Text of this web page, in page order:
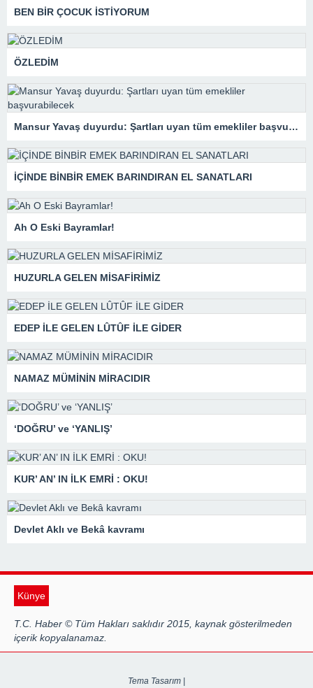
BEN BİR ÇOCUK İSTİYORUM
ÖZLEDİM
Mansur Yavaş duyurdu: Şartları uyan tüm emekliler başvurabilecek
İÇİNDE BİNBİR EMEK BARINDIRAN EL SANATLARI
Ah O Eski Bayramlar!
HUZURLA GELEN MİSAFİRİMİZ
EDEP İLE GELEN LÛTÛF İLE GİDER
NAMAZ MÜMİNİN MİRACIDIR
‘DOĞRU’ ve ‘YANLIŞ’
KUR’ AN’ IN İLK EMRİ : OKU!
Devlet Aklı ve Bekâ kavramı
Künye
T.C. Haber © Tüm Hakları saklıdır 2015, kaynak gösterilmeden
içerik kopyalanamaz.
Tema Tasarım |